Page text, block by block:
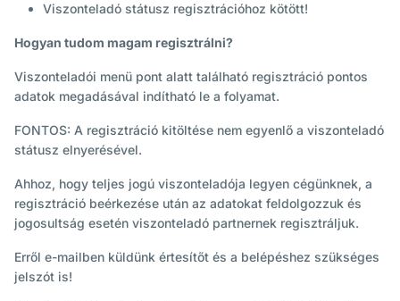
Viszonteladó státusz regisztrációhoz kötött!
Hogyan tudom magam regisztrálni?
Viszonteladói menü pont alatt található regisztráció pontos
adatok megadásával indítható le a folyamat.
FONTOS: A regisztráció kitöltése nem egyenlő a viszonteladó
státusz elnyerésével.
Ahhoz, hogy teljes jogú viszonteladója legyen cégünknek, a
regisztráció beérkezése után az adatokat feldolgozzuk és
jogosultság esetén viszonteladó partnernek regisztráljuk.
Erről e-mailben küldünk értesítőt és a belépéshez szükséges
jelszót is!